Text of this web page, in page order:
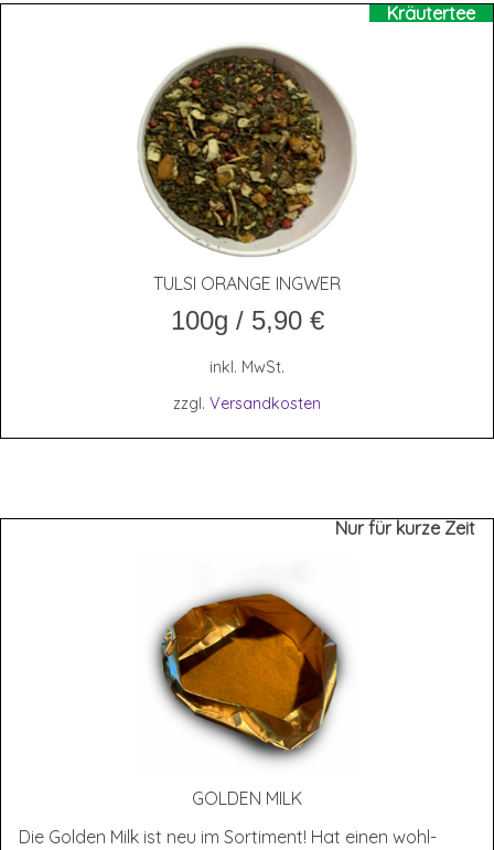
Kräutertee
TUL­SI ORAN­GE INGWER
100g / 5,90 €
inkl. MwSt.
zzgl. Versandkosten
Nur für kurze Zeit
GOL­DEN MILK
Die Golden Milk ist neu im Sortiment! Hat einen wohl-